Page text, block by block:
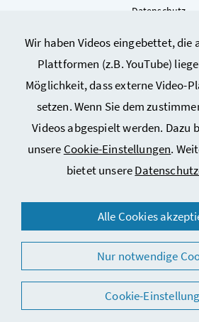
Wir haben Videos eingebettet, die
Plattformen (z.B. YouTube)
Möglichkeit, dass externe Video-
setzen. Wenn Sie dem
Videos abgespielt werden. Dazu
unsere Cookie-Einstellungen.
bietet unsere
Alle Cookies
Nur notwendige
Cookie-
Datenschutz
Sitemap
Cookie-
© 2026 Bundesministerium für Arbeit,
Pflege und